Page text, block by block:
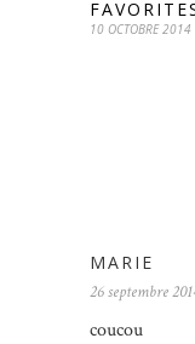
10 OCTOBRE 2014
MARIE
26 septembre
coucou